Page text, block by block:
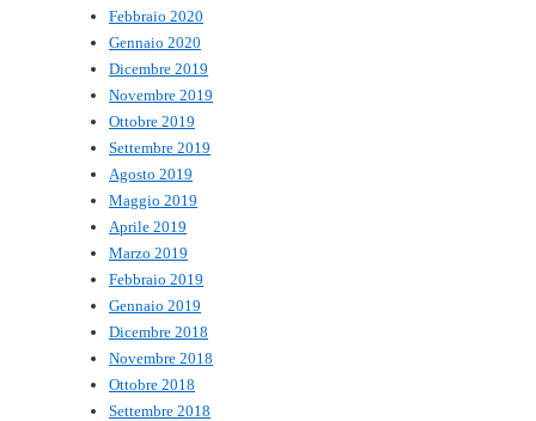
Febbraio 2020
Gennaio 2020
Dicembre 2019
Novembre 2019
Ottobre 2019
Settembre 2019
Agosto 2019
Maggio 2019
Aprile 2019
Marzo 2019
Febbraio 2019
Gennaio 2019
Dicembre 2018
Novembre 2018
Ottobre 2018
Settembre 2018